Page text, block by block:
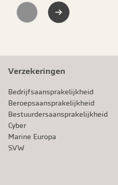
Previous Next
Verzekeringen
Bedrijfsaansprakelijkheid
Beroeps­aansprakelijkheid
Bestuurdersaansprakelijkheid
Cyber
Marine Europa
SVW